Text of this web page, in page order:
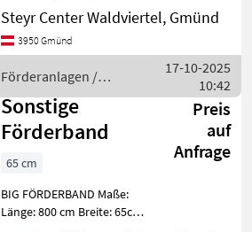
bietet eine zuverlässige
Lösung für verschiedene
Transportanforderungen.
durch seine soli
Steyr Center Waldviertel, Gmünd
3950 Gmünd
Förderanlagen /
Sonstige
17-10-2025
10:42
Sonstige
Förderband
Preis
auf
Anfrage
65 cm
BIG FÖRDERBAND Maße:
Länge: 800 cm Breite: 65cm